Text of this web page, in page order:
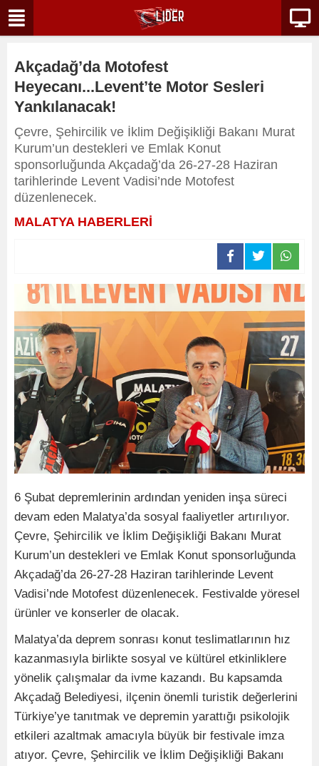
Akçadağ’da Motofest
Heyecanı...Levent’te Motor Sesleri
Yankılanacak!
Çevre, Şehircilik ve İklim Değişikliği Bakanı Murat
Kurum’un destekleri ve Emlak Konut
sponsorluğunda Akçadağ’da 26-27-28 Haziran
tarihlerinde Levent Vadisi’nde Motofest
düzenlenecek.
MALATYA HABERLERİ
6 Şubat depremlerinin ardından yeniden inşa süreci
devam eden Malatya’da sosyal faaliyetler artırılıyor.
Çevre, Şehircilik ve İklim Değişikliği Bakanı Murat
Kurum’un destekleri ve Emlak Konut sponsorluğunda
Akçadağ’da 26-27-28 Haziran tarihlerinde Levent
Vadisi’nde Motofest düzenlenecek. Festivalde yöresel
ürünler ve konserler de olacak.
Malatya’da deprem sonrası konut teslimatlarının hız
kazanmasıyla birlikte sosyal ve kültürel etkinliklere
yönelik çalışmalar da ivme kazandı. Bu kapsamda
Akçadağ Belediyesi, ilçenin önemli turistik değerlerini
Türkiye’ye tanıtmak ve depremin yarattığı psikolojik
etkileri azaltmak amacıyla büyük bir festivale imza
atıyor. Çevre, Şehircilik ve İklim Değişikliği Bakanı